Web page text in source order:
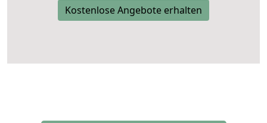
Kostenlose Angebote erhalten